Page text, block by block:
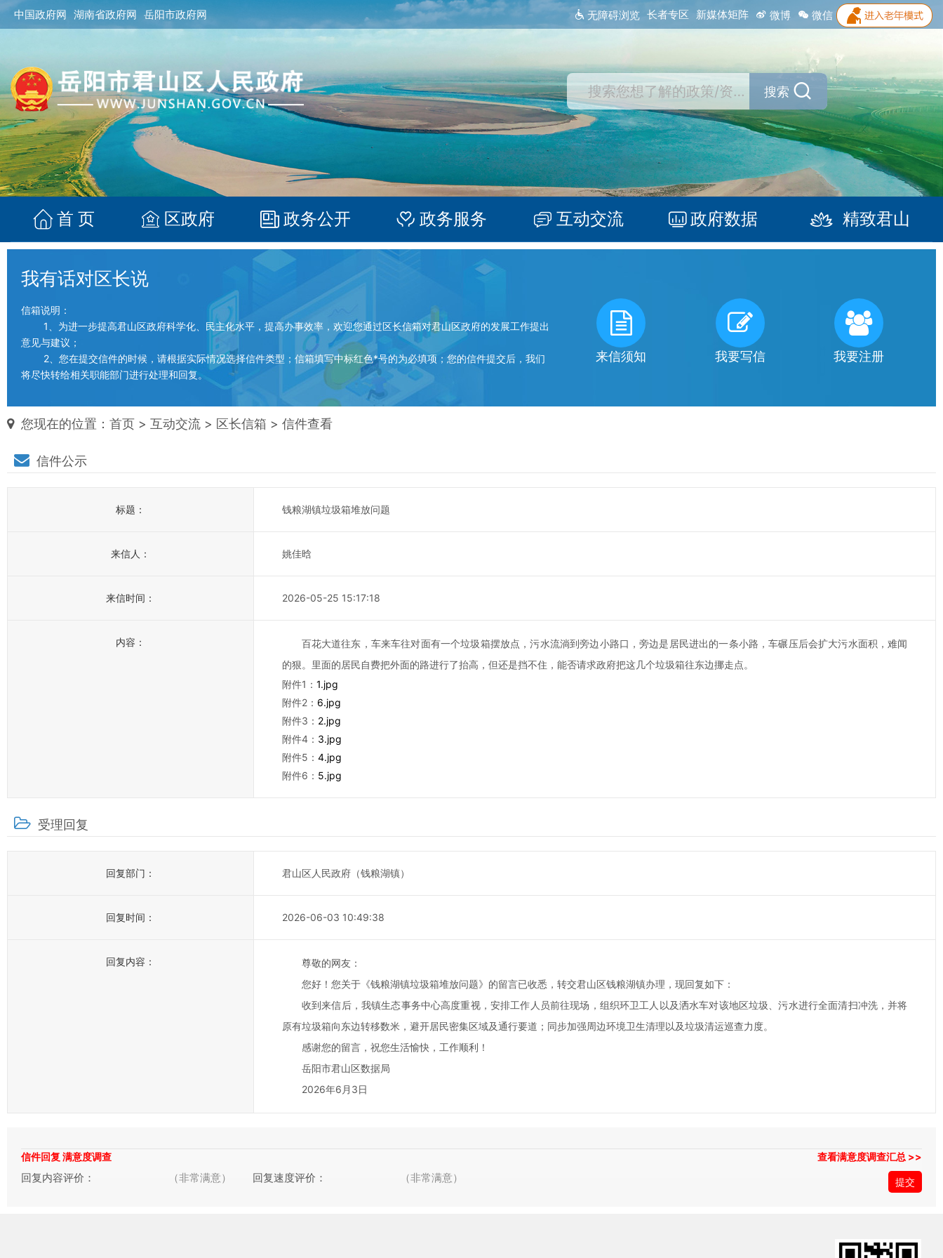
中国政府网 湖南省政府网 岳阳市政府网 无障碍浏览 长者专区 新媒体矩阵 微博 微信
搜索
首 页 区政府 政务公开 政务服务 互动交流 政府数据 精致君山
我有话对区长说
信箱说明：
1、为进一步提高君山区政府科学化、民主化水平，提高办事效率，欢迎您通过区长信箱对君山区政府的发展工作提出
意见与建议；
2、您在提交信件的时候，请根据实际情况选择信件类型；信箱填写中标红色*号的为必填项；您的信件提交后，我们
将尽快转给相关职能部门进行处理和回复。
来信须知 我要写信 我要注册
您现在的位置： 首页 > 互动交流 > 区长信箱 > 信件查看
信件公示
标题： 钱粮湖镇垃圾箱堆放问题
来信人： 姚佳晗
来信时间： 2026-05-25 15:17:18
内容：
百花大道往东，车来车往对面有一个垃圾箱摆放点，污水流淌到旁边小路口，旁边是居民进出的一条小路，车碾压后会扩大污水面积，难闻
的狠。里面的居民自费把外面的路进行了抬高，但还是挡不住，能否请求政府把这几个垃圾箱往东边挪走点。
附件1： 1.jpg
附件2： 6.jpg
附件3： 2.jpg
附件4： 3.jpg
附件5： 4.jpg
附件6： 5.jpg
受理回复
回复部门： 君山区人民政府（钱粮湖镇）
回复时间： 2026-06-03 10:49:38
回复内容：
尊敬的网友：
您好！您关于《钱粮湖镇垃圾箱堆放问题》的留言已收悉，转交君山区钱粮湖镇办理，现回复如下：
收到来信后，我镇生态事务中心高度重视，安排工作人员前往现场，组织环卫工人以及洒水车对该地区垃圾、污水进行全面清扫冲洗，并将
原有垃圾箱向东边转移数米，避开居民密集区域及通行要道；同步加强周边环境卫生清理以及垃圾清运巡查力度。
感谢您的留言，祝您生活愉快，工作顺利！
岳阳市君山区数据局
2026年6月3日
信件回复 满意度调查 查看满意度调查汇总 >>
回复内容评价： （非常满意） 回复速度评价： （非常满意）